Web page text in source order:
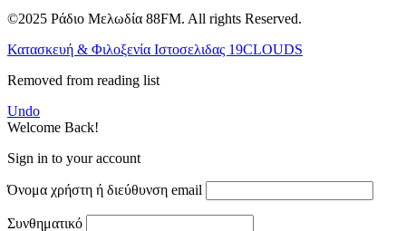
©2025 Ράδιο Μελωδία 88FM. All rights Reserved.
Κατασκευή & Φιλοξενία Ιστοσελιδας 19CLOUDS
Removed from reading list
Undo
Welcome Back!
Sign in to your account
Όνομα χρήστη ή διεύθυνση email
Συνθηματικό